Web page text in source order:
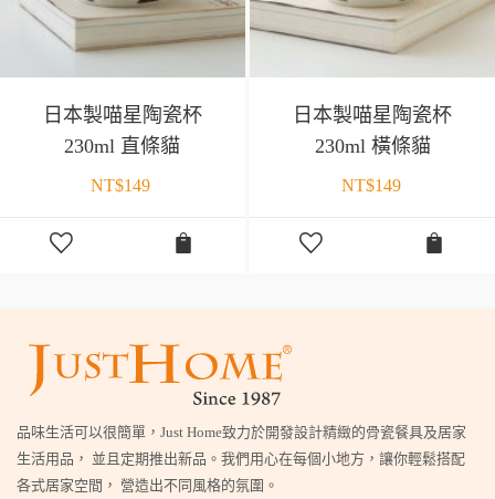
日本製喵星陶瓷杯
230ml 直條貓
NT$149
日本製喵星陶瓷杯
230ml 橫條貓
NT$149
品味生活可以很簡單，Just Home致力於開發設計精緻的骨瓷餐具及居家
生活用品， 並且定期推出新品。我們用心在每個小地方，讓你輕鬆搭配
各式居家空間， 營造出不同風格的氛圍。